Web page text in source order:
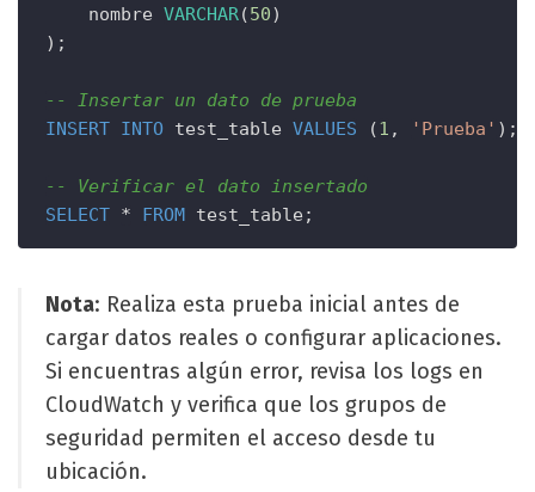
    nombre
VARCHAR(50)
);
-- Insertar un dato de prueba
INSERT INTO test_table VALUES (1 , 'Prueba' );
-- Verificar el dato insertado
SELECT * FROM
Nota: Realiza esta prueba inicial antes de
cargar datos reales o configurar aplicaciones.
Si encuentras algún error, revisa los logs en
CloudWatch y verifica que los grupos de
seguridad permiten el acceso desde tu
ubicación.